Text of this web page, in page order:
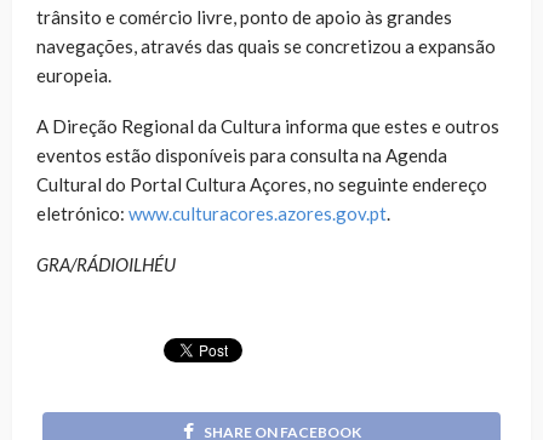
trânsito e comércio livre, ponto de apoio às grandes
navegações, através das quais se concretizou a expansão
europeia.
A Direção Regional da Cultura informa que estes e outros
eventos estão disponíveis para consulta na Agenda
Cultural do Portal Cultura Açores, no seguinte endereço
eletrónico: www.culturacores.azores.gov.pt.
GRA/RÁDIOILHÉU
SHARE ON FACEBOOK